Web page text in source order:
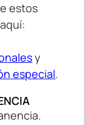
estos
y
especial.